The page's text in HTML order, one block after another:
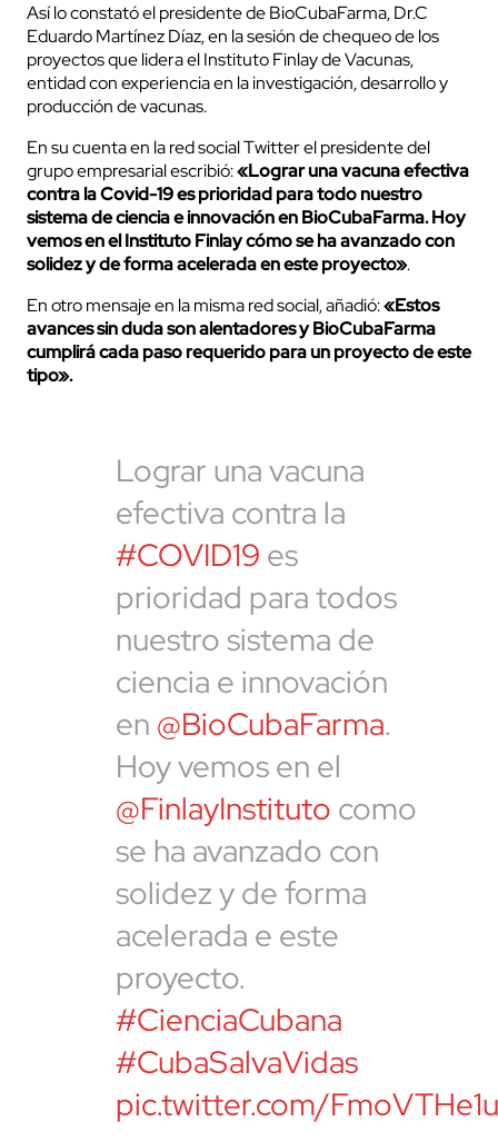
Así lo constató el presidente de BioCubaFarma, Dr.C
Eduardo Martínez Díaz, en la sesión de chequeo de los
proyectos que lidera el Instituto Finlay de Vacunas,
entidad con experiencia en la investigación, desarrollo y
producción de vacunas.
En su cuenta en la red social Twitter el presidente del
grupo empresarial escribió:«Lograr una vacuna efectiva
contra la Covid-19 es prioridad para todo nuestro
sistema de ciencia e innovación en BioCubaFarma. Hoy
vemos en el Instituto Finlay cómo se ha avanzado con
solidez y de forma acelerada en este proyecto».
En otro mensaje en la misma red social, añadió:«Estos
avances sin duda son alentadores y BioCubaFarma
cumplirá cada paso requerido para un proyecto de este
tipo».
Lograr una vacuna
efectiva contra la
#COVID19 es
prioridad para todos
nuestro sistema de
ciencia e innovación
en @BioCubaFarma.
Hoy vemos en el
@FinlayInstituto como
se ha avanzado con
solidez y de forma
acelerada e este
proyecto.
#CienciaCubana
#CubaSalvaVidas
pic.twitter.com/